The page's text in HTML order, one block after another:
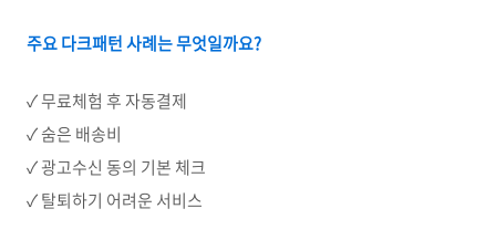
주요 다크패턴 사례는 무엇일까요?
✓ 무료체험 후 자동결제
✓ 숨은 배송비
✓ 광고수신 동의 기본 체크
✓ 탈퇴하기 어려운 서비스